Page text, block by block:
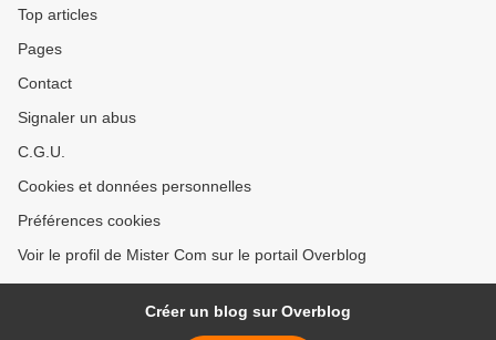
Top articles
Pages
Contact
Signaler un abus
C.G.U.
Cookies et données personnelles
Préférences cookies
Voir le profil de Mister Com sur le portail Overblog
Créer un blog sur Overblog